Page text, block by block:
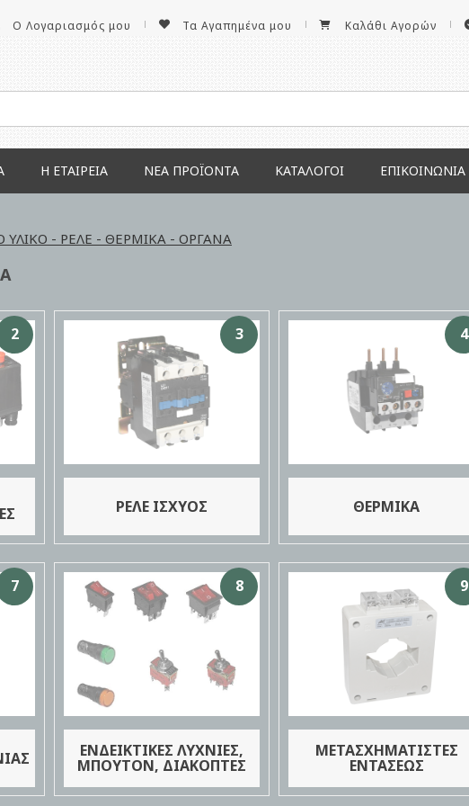
Ο Λογαριασμός μου Τα Αγαπημένα μου Καλάθι Αγορών
Η ΕΤΑΙΡΕΊΑ ΝΕΑ ΠΡΟΪΌΝΤΑ ΚΑΤΆΛΟΓΟΙ ΕΠΙΚΟΙΝΩΝΊΑ
ΥΛΙΚΟ - ΡΕΛΕ - ΘΕΡΜΙΚΑ - ΟΡΓΑΝΑ
2 3
ΡΕΛΕ ΙΣΧΥΟΣ
4
ΘΕΡΜΙΚΑ
7 8
ΕΝΔΕΙΚΤΙΚΕΣ ΛΥΧΝΙΕΣ,
ΜΠΟΥΤΟΝ, ΔΙΑΚΟΠΤΕΣ
9
ΜΕΤΑΣΧΗΜΑΤΙΣΤΕΣ
ΕΝΤΑΣΕΩΣ